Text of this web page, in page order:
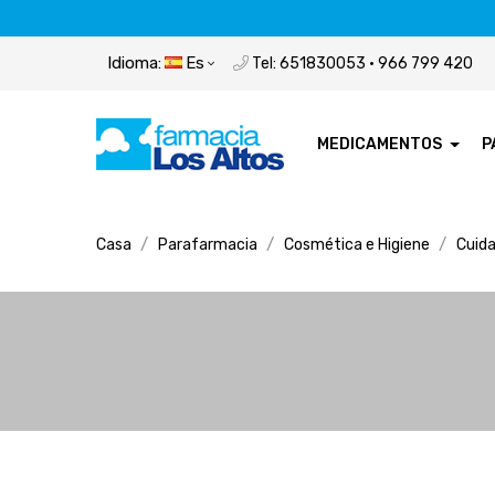
Idioma: Es Tel: 651830053 · 966 799 420
MEDICAMENTOS
Casa Parafarmacia Cosmética e Higiene